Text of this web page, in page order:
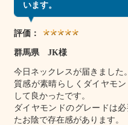
います。
評価：
群馬県 JK様
今日ネックレスが届きました。
質感が素晴らしくダイヤモ
して良かったです。
ダイヤモンドのグレードは
たお陰で存在感があります。